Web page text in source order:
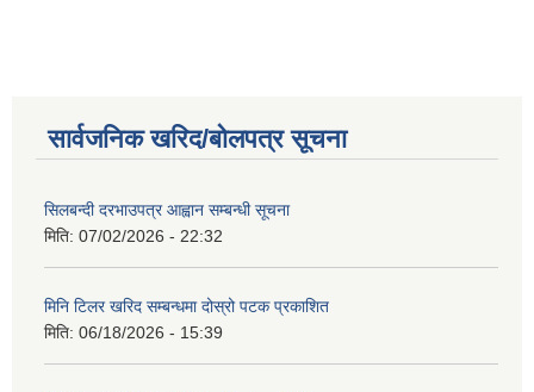
सार्वजनिक खरिद/बोलपत्र सूचना
सिलबन्दी दरभाउपत्र आह्वान सम्बन्धी सूचना
मिति: 07/02/2026 - 22:32
मिनि टिलर खरिद सम्बन्धमा दोस्रो पटक प्रकाशित
मिति: 06/18/2026 - 15:39